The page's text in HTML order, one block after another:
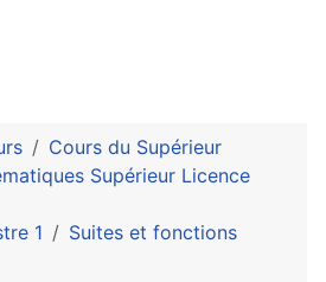
Cours du Supérieur
Supérieur Licence
1
Suites et fonctions